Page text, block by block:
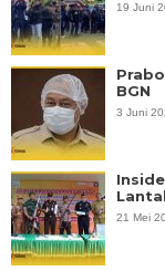
19 Juni
BGN
3 Juni
21 Mei